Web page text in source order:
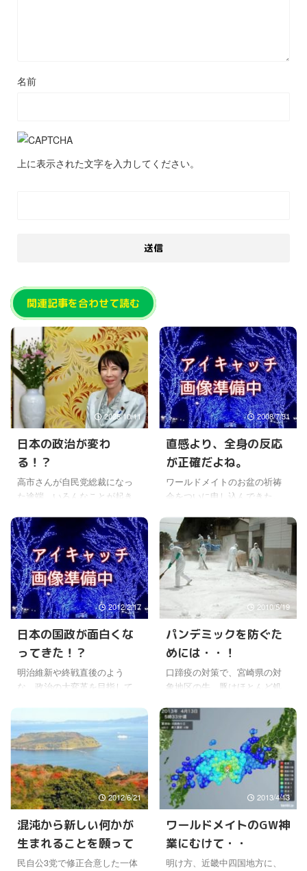
名前
上に表示された文字を入力してください。
関連記事を合わせて読む
2025/10/11
日本の政治が変わ
る！？
高市さんが自民党総裁になっ
た途端、いろんなことが起き
マンのあの発言は、メディア
の高市さんに対するスタンス
をよく表現していて、特別な
驚きはないけどね。 ただ、ま
さか公共のテレビで漏れるな
んて、そのことにびっくりし
たけど。 【全文】「支持率下
げてやる」発言は時事通信社
の男性カメラマン、同社が発
表し本人に厳重注意 #高市早苗
https://t.co/JJaOASWCU3— 日
刊スポーツ (@nikkansports)
2008/7/31
直感より、全身の反応
が正確だよね。
ワールドメイトのお盆の祈祷
会をついに申し込んできた。
時に申し込もうと思ったんだ
けどね。 でも今日の朝、とう
とう体が布団にはりついたよ
うに重くなって、動けなかっ
た。(￣コ￣;) 遅刻したけど、
会社は、はいずるようにして
行ったけどね。 これはお盆の
先祖に違いないと思って、今
日の会社の帰りにワールドメ
イトで事前申し込みを済ませ
たんだ。 すると不思議だけど
ね、いまは体がやけに軽く感
￣)┐♪ 嘘のようなほんとの話
なんだけどね〜。 でも、また
当 ...
2012/2/17
日本の国政が面白くな
ってきた！？
明治維新や終戦直後のよう
な、政治の大変革を目指して
けど・・。 また、与党の民主
党も日本の改革を目指し大勝
したものの、なかなか思った
ようにならず、結局は自民党
と変わらないとか言われてい
るようだけどね。野田政権に
なってからは、少し変わりつ
つある気もするけど。 日本が
変わらないといけないのは間
違いないと思うけど、実際は
思った以上に古い制度や既得
2010/5/19
パンデミックを防ぐた
めには・・！
口蹄疫の対策で、宮崎県の対
象地区の牛、豚はほとんど処
￣) 爆発的な感染を防ぐために
はかわいそうだけど仕方が無
いらしい。 この先、農場の人
たちは、家畜がいなくなると
大損害だよね。 今回の伝染病
で、最終的に30万頭殺処分さ
れるらしいけど、なんでこん
に実家があるワールドメイト
会員の話では、実際の報道よ
り、もっと深刻な事態になっ
2012/6/21
混沌から新しい何かが
生まれることを願って
民自公3党で修正合意した一体
2013/4/13
ワールドメイトのGW神
業にむけて・・
明け方、近畿中四国地方に、